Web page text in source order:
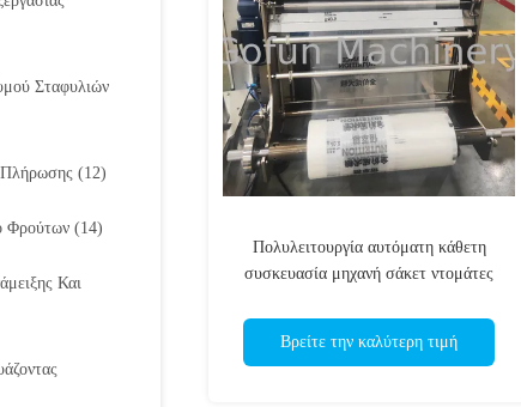
Σταφυλιών
(12)
Φρούτων (14)
Και
Πολυλειτουργία αυτόματη κάθετη
συσκευασία μηχανή σάκετ ντομάτες
Βρείτε την καλύτερη τιμή